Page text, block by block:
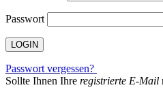
Passwort
Passwort vergessen?
Sollte Ihnen Ihre registrierte E-Mail